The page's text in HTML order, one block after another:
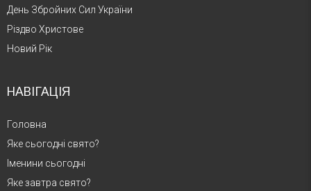
День Збройних Сил України
Різдво Христове
Новий Рік
НАВІГАЦІЯ
Головна
Яке сьогодні свято?
Іменини сьогодні
Яке завтра свято?